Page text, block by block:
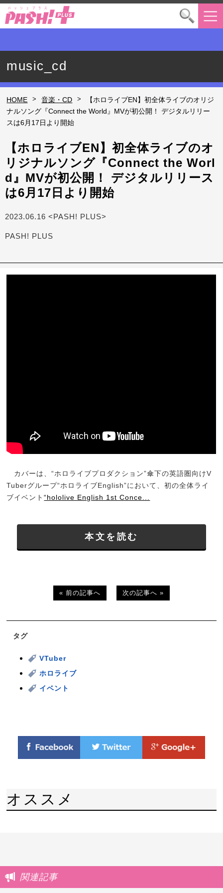
music_cd
HOME > 音楽・CD >
【ホロライブEN】初全体ライブのオリジ
ナルソング『Connect the World』MVが初公開！ デジタルリリー
スは6月17日より開始
【ホロライブEN】初全体ライブのオ
リジナルソング『Connect the Worl
d』MVが初公開！ デジタルリリース
は6月17日より開始
2023.06.16 <PASH! PLUS>
PASH! PLUS
カバーは、“ホロライブプロダクション”傘下の英語圏向けV
Tuberグループ“ホロライブEnglish”において、初の全体ライ
ブイベント“hololive English 1st Conce...
本文を読む
« 前の記事へ 次の記事へ »
タグ
VTuber
ホロライブ
イベント
オススメ
関連記事